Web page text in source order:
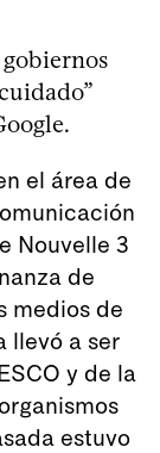
el área de
Nouvelle 3
de
medios de
llevó a ser
y de la
estuvo